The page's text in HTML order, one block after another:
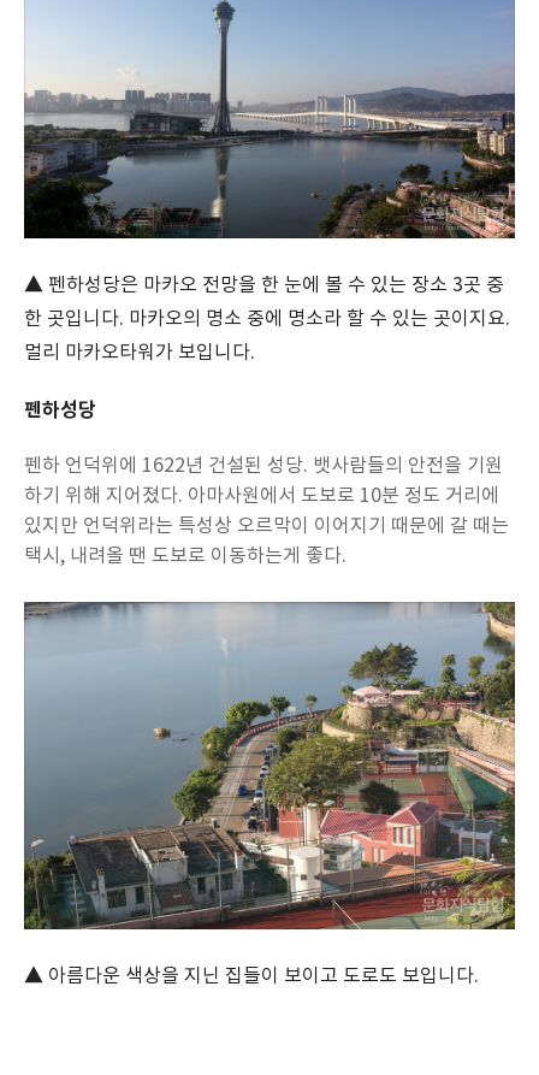
▲ 펜하성당은 마카오 전망을 한 눈에 볼 수 있는 장소 3곳 중
한 곳입니다. 마카오의 명소 중에 명소라 할 수 있는 곳이지요.
멀리 마카오타워가 보입니다.
펜하성당
펜하 언덕위에 1622년 건설된 성당. 뱃사람들의 안전을 기원
하기 위해 지어졌다. 아마사원에서 도보로 10분 정도 거리에
있지만 언덕위라는 특성상 오르막이 이어지기 때문에 갈 때는
택시, 내려올 땐 도보로 이동하는게 좋다.
▲ 아름다운 색상을 지닌 집들이 보이고 도로도 보입니다.